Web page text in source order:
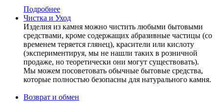
Подробнее
Чистка и Уход
Изделия из камня можно чистить любыми бытовыми
средствами, кроме содержащих абразивные частицы (со
временем теряется глянец), красители или кислоту
(экспериментируя, мы не нашли таких в розничной
продаже, но теоретически они могут существовать).
Мы можем посоветовать обычные бытовые средства,
которые полностью безопасны для натурального камня.
Возврат и обмен